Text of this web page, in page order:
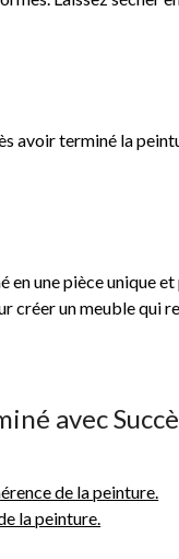
avoir terminé la
une pièce unique
créer un meuble
avec
de la peinture.
la peinture.